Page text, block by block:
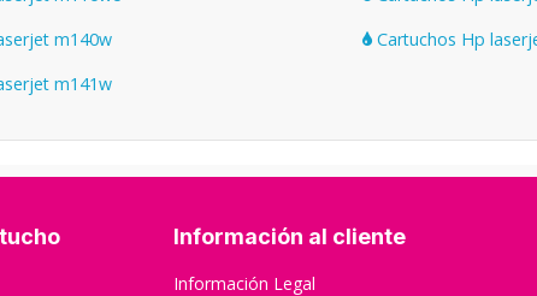
m140w
Cartuchos Hp
m141w
Información al cliente
Información Legal